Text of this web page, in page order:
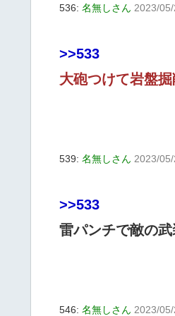
536: 名無しさん 2023/
>>533
大砲つけて岩盤掘
539: 名無しさん 2023/
>>533
雷パンチで敵の
546: 名無しさん 2023/